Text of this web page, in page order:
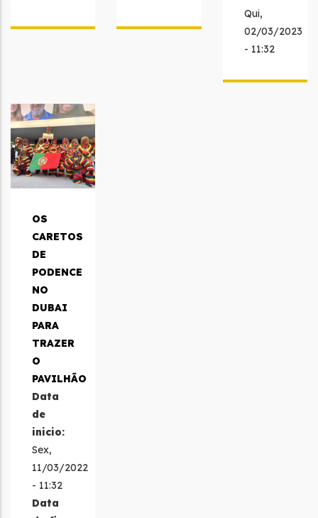
Qui,
02/03/2023
- 11:32
OS
CARETOS
DE
PODENCE
NO
DUBAI
PARA
TRAZER
O
PAVILHÃO
Data
de
inicio:
Sex,
11/03/2022
- 11:32
Data